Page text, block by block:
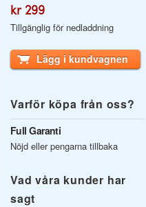
kr 299
Tillgänglig för nedladdning
Lägg i kundvagnen
Varför köpa från oss?
Full Garanti
Nöjd eller pengarna tillbaka
Vad våra kunder har
sagt